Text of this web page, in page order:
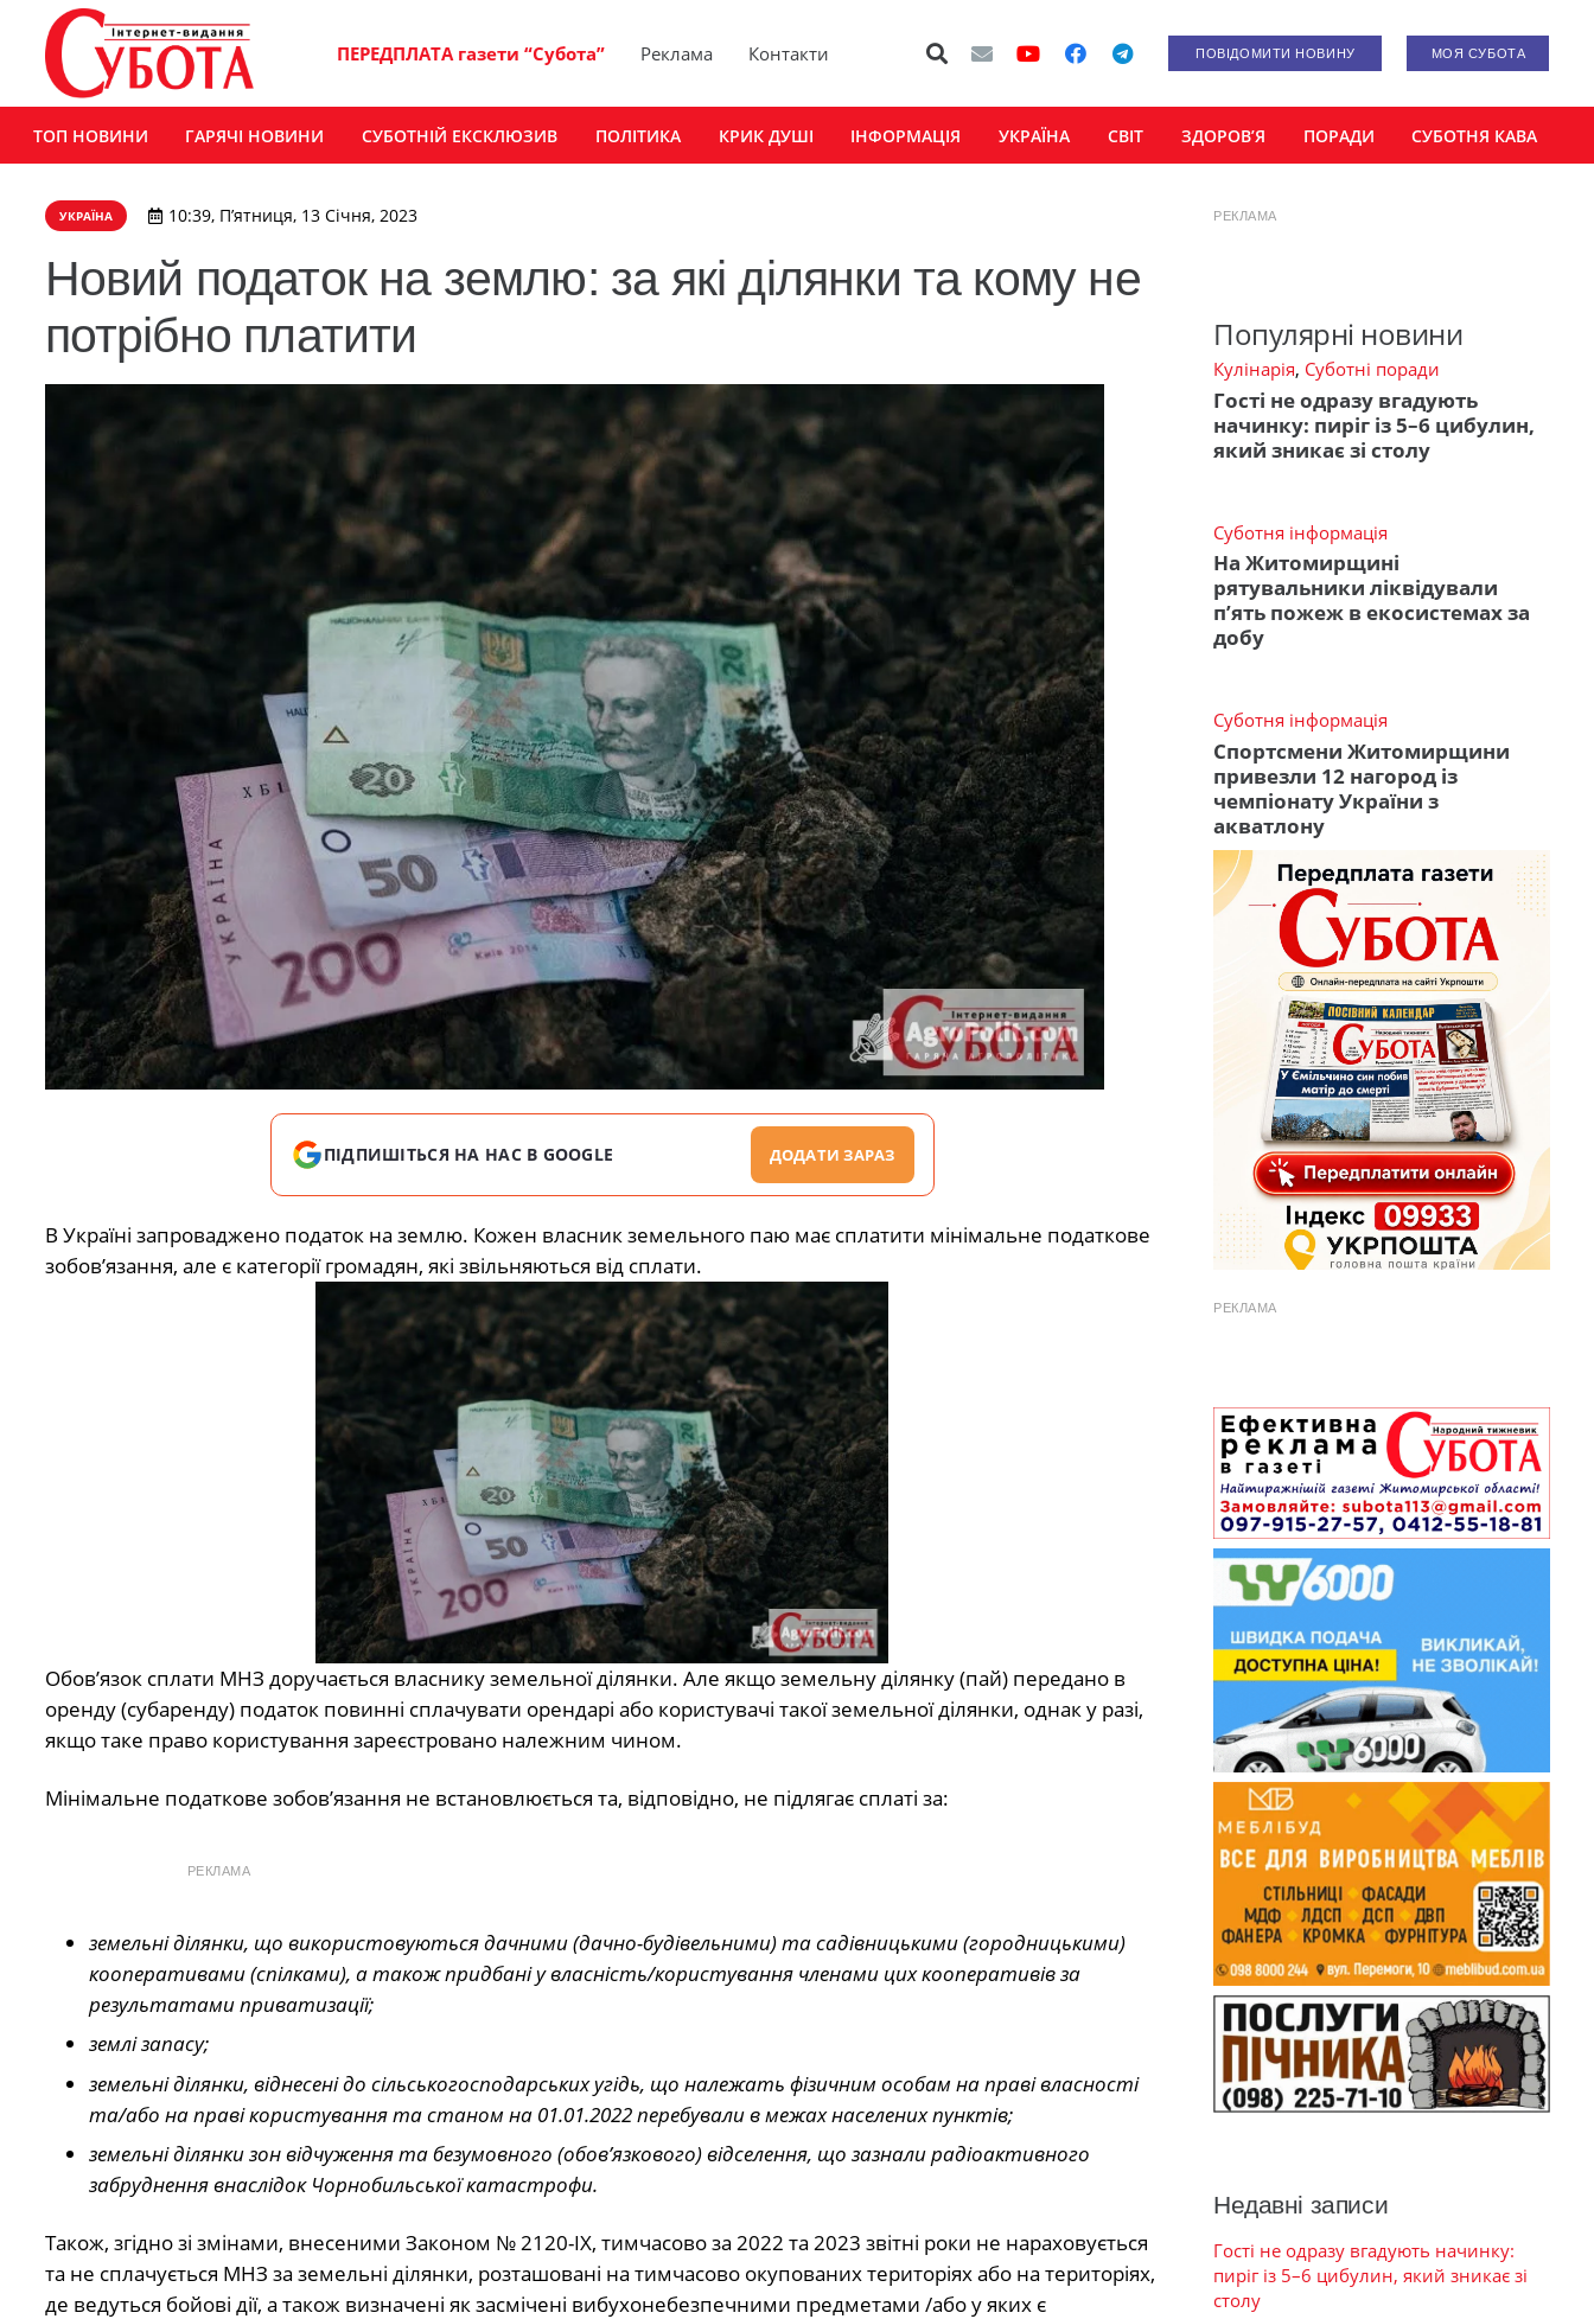
ПЕРЕДПЛАТА газети “Субота” Реклама Контакти ПОВІДОМИТИ НОВИНУ МОЯ СУБОТА
ТОП НОВИНИ ГАРЯЧІ НОВИНИ СУБОТНІЙ ЕКСКЛЮЗИВ ПОЛІТИКА КРИК ДУШІ ІНФОРМАЦІЯ УКРАЇНА СВІТ ЗДОРОВ’Я ПОРАДИ СУБОТНЯ КАВА
УКРАЇНА 10:39, П’ятниця, 13 Січня, 2023
Новий податок на землю: за які ділянки та кому не
потрібно платити
ПІДПИШІТЬСЯ НА НАС В GOOGLE ДОДАТИ ЗАРАЗ
В Україні запроваджено податок на землю. Кожен власник земельного паю має сплатити мінімальне податкове
зобов’язання, але є категорії громадян, які звільняються від сплати.
Обов’язок сплати МНЗ доручається власнику земельної ділянки. Але якщо земельну ділянку (пай) передано в
оренду (субаренду) податок повинні сплачувати орендарі або користувачі такої земельної ділянки, однак у разі,
якщо таке право користування зареєстровано належним чином.
Мінімальне податкове зобов’язання не встановлюється та, відповідно, не підлягає сплаті за:
РЕКЛАМА
земельні ділянки, що використовуються дачними (дачно-будівельними) та садівницькими (городницькими)
кооперативами (спілками), а також придбані у власність/користування членами цих кооперативів за
результатами приватизації;
землі запасу;
земельні ділянки, віднесені до сільськогосподарських угідь, що належать фізичним особам на праві власності
та/або на праві користування та станом на 01.01.2022 перебували в межах населених пунктів;
земельні ділянки зон відчуження та безумовного (обов’язкового) відселення, що зазнали радіоактивного
забруднення внаслідок Чорнобильської катастрофи.
Також, згідно зі змінами, внесеними Законом № 2120-IX, тимчасово за 2022 та 2023 звітні роки не нараховується
та не сплачується МНЗ за земельні ділянки, розташовані на тимчасово окупованих територіях або на територіях,
де ведуться бойові дії, а також визначені як засмічені вибухонебезпечними предметами /або у яких є
РЕКЛАМА
Популярні новини
Кулінарія, Суботні поради
Гості не одразу вгадують
начинку: пиріг із 5–6 цибулин,
який зникає зі столу
Суботня інформація
На Житомирщині
рятувальники ліквідували
п’ять пожеж в екосистемах за
добу
Суботня інформація
Спортсмени Житомирщини
привезли 12 нагород із
чемпіонату України з
акватлону
РЕКЛАМА
Недавні записи
Гості не одразу вгадують начинку:
пиріг із 5–6 цибулин, який зникає зі
столу